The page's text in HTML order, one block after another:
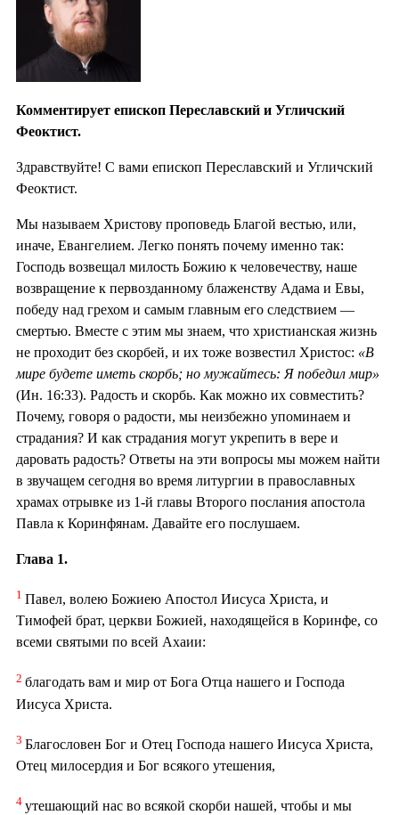
Комментирует епископ Переславский и Угличский
Феоктист.
Здравствуйте! С вами епископ Переславский и Угличский
Феоктист.
Мы называем Христову проповедь Благой вестью, или,
иначе, Евангелием. Легко понять почему именно так:
Господь возвещал милость Божию к человечеству, наше
возвращение к первозданному блаженству Адама и Евы,
победу над грехом и самым главным его следствием —
смертью. Вместе с этим мы знаем, что христианская жизнь
не проходит без скорбей, и их тоже возвестил Христос: «В
мире будете иметь скорбь; но мужайтесь: Я победил мир»
(Ин. 16:33). Радость и скорбь. Как можно их совместить?
Почему, говоря о радости, мы неизбежно упоминаем и
страдания? И как страдания могут укрепить в вере и
даровать радость? Ответы на эти вопросы мы можем найти
в звучащем сегодня во время литургии в православных
храмах отрывке из 1-й главы Второго послания апостола
Павла к Коринфянам. Давайте его послушаем.
Глава 1.
1 Павел, волею Божиею Апостол Иисуса Христа, и
Тимофей брат, церкви Божией, находящейся в Коринфе, со
всеми святыми по всей Ахаии:
2 благодать вам и мир от Бога Отца нашего и Господа
Иисуса Христа.
3 Благословен Бог и Отец Господа нашего Иисуса Христа,
Отец милосердия и Бог всякого утешения,
4 утешающий нас во всякой скорби нашей, чтобы и мы